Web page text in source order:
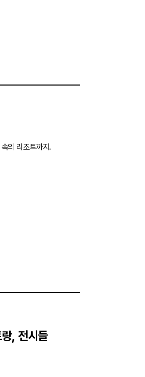
의 리조트까지.
, 전시들